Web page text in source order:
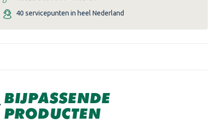
40 servicepunten in heel Nederland
BIJPASSENDE
PRODUCTEN